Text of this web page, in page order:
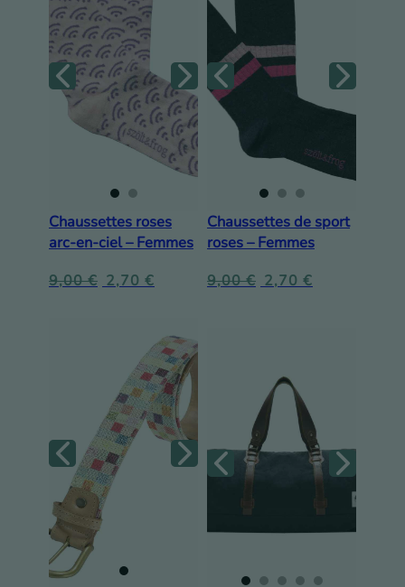
Chaussettes roses
arc-en-ciel – Femmes
9,00€ 2,70 €
Chaussettes de sport
roses – Femmes
9,00€ 2,70 €